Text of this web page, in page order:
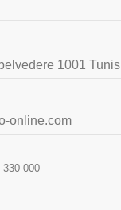
1001 Tunis
online.com
330 000